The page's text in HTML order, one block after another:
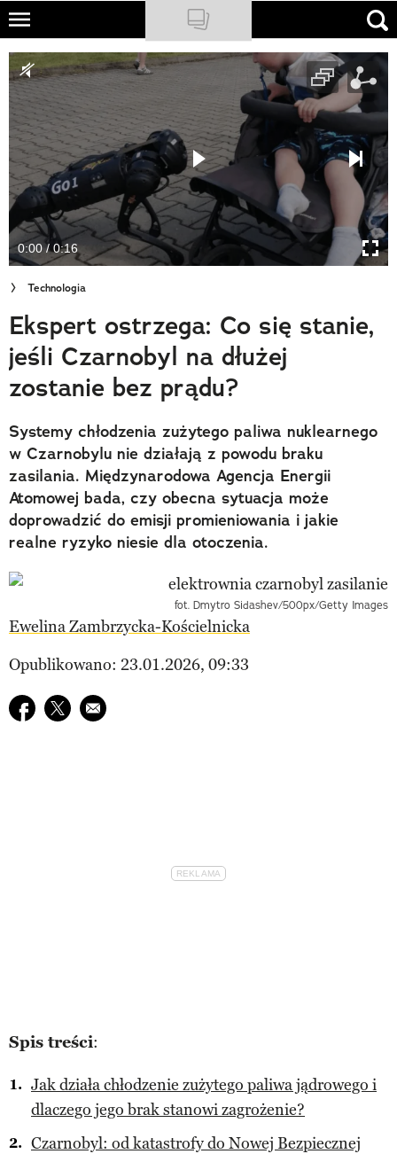
Skip
main
content
NATIONAL GEOGRAPHIC
TRAVELER
PODCASTY
Sklep
Newsletter
Cuda Polski
Wielki Konkurs Fotograficzny
Trendbook Podróżniczy
Polecane
0:00 / 0:16
Technologia
Ekspert ostrzega: Co się stanie,
jeśli Czarnobyl na dłużej
zostanie bez prądu?
Systemy chłodzenia zużytego paliwa nuklearnego
w Czarnobylu nie działają z powodu braku
zasilania. Międzynarodowa Agencja Energii
Atomowej bada, czy obecna sytuacja może
doprowadzić do emisji promieniowania i jakie
realne ryzyko niesie dla otoczenia.
fot. Dmytro Sidashev/500px/Getty Images
Ewelina Zambrzycka-Kościelnicka
Opublikowano: 23.01.2026, 09:33
Udostępnij na facebook
Udostępnij na twitter
E-mail do przyjaciela
Spis treści:
Jak działa chłodzenie zużytego paliwa jądrowego i
dlaczego jego brak stanowi zagrożenie?
Czarnobyl: od katastrofy do Nowej Bezpiecznej